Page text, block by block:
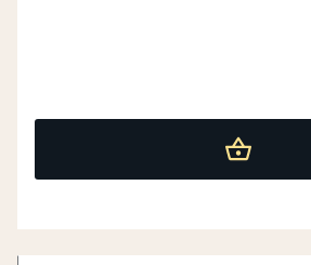
Formstabil omramming av mdf
Miljøvennlig vannbasert maling